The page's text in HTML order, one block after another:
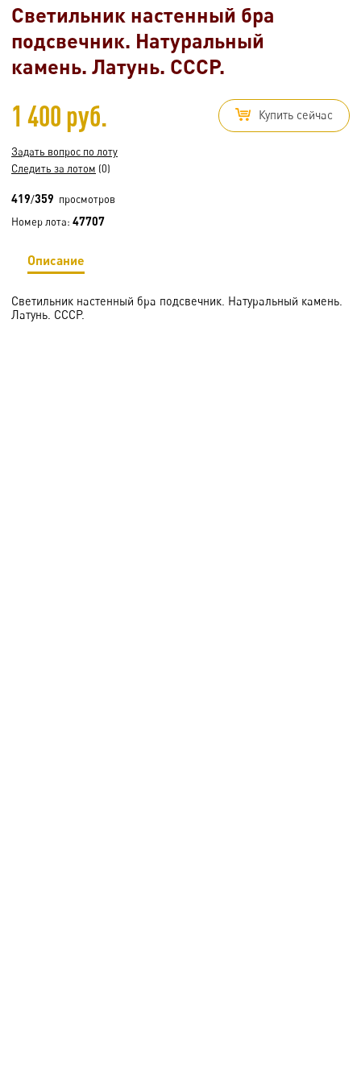
Светильник настенный бра
подсвечник. Натуральный
камень. Латунь. СССР.
1 400 руб. Купить сейчас
Задать вопрос по лоту
Следить за лотом (0)
419/359 просмотров
Номер лота: 47707
Описание
Светильник настенный бра подсвечник. Натуральный камень.
Латунь. СССР.